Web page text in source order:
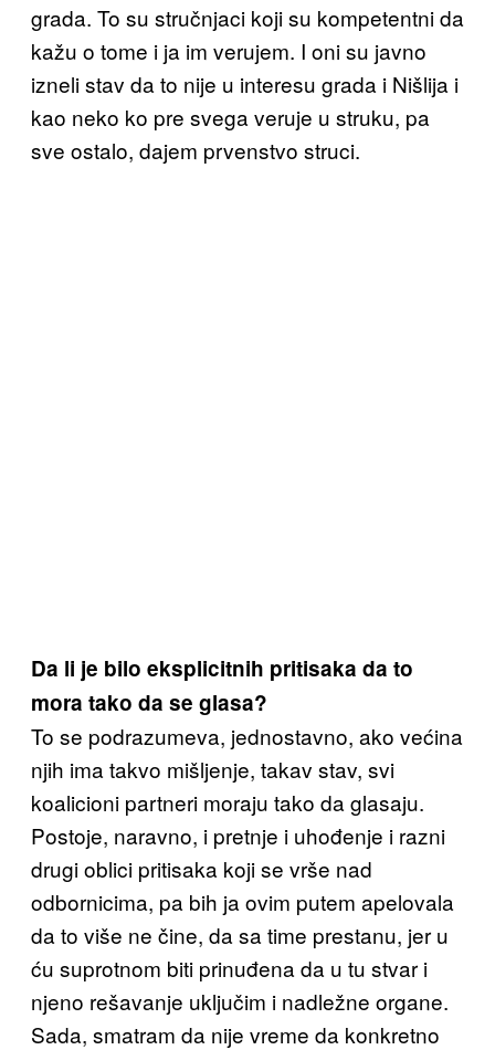
grada. To su stručnjaci koji su kompetentni da
kažu o tome i ja im verujem. I oni su javno
izneli stav da to nije u interesu grada i Nišlija i
kao neko ko pre svega veruje u struku, pa
sve ostalo, dajem prvenstvo struci.
Da li je bilo eksplicitnih pritisaka da to
mora tako da se glasa?
To se podrazumeva, jednostavno, ako većina
njih ima takvo mišljenje, takav stav, svi
koalicioni partneri moraju tako da glasaju.
Postoje, naravno, i pretnje i uhođenje i razni
drugi oblici pritisaka koji se vrše nad
odbornicima, pa bih ja ovim putem apelovala
da to više ne čine, da sa time prestanu, jer u
ću suprotnom biti prinuđena da u tu stvar i
njeno rešavanje uključim i nadležne organe.
Sada, smatram da nije vreme da konkretno